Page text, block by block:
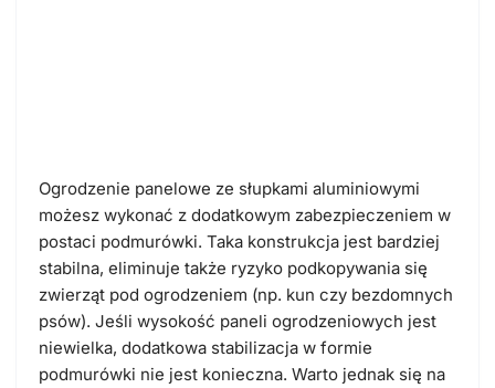
Ogrodzenie panelowe ze słupkami aluminiowymi
możesz wykonać z dodatkowym zabezpieczeniem w
postaci podmurówki. Taka konstrukcja jest bardziej
stabilna, eliminuje także ryzyko podkopywania się
zwierząt pod ogrodzeniem (np. kun czy bezdomnych
psów). Jeśli wysokość paneli ogrodzeniowych jest
niewielka, dodatkowa stabilizacja w formie
podmurówki nie jest konieczna. Warto jednak się na